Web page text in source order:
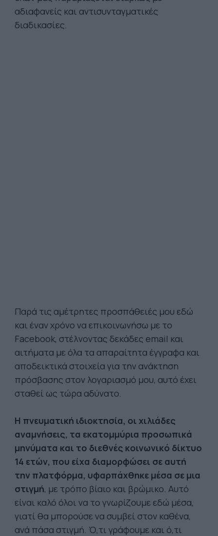
αδιαφανείς και αντισυνταγματικές
διαδικασίες.
Παρά τις αμέτρητες προσπάθειές μου εδώ
και έναν χρόνο να επικοινωνήσω με το
Facebook, στέλνοντας δεκάδες email και
αιτήματα με όλα τα απαραίτητα έγγραφα και
αποδεικτικά στοιχεία για την ανάκτηση
πρόσβασης στον λογαριασμό μου, αυτό έχει
σταθεί ως τώρα αδύνατο.
Η πνευματική ιδιοκτησία, οι χιλιάδες
αναμνήσεις, τα εκατομμύρια προσωπικά
μηνύματα και το διεθνές κοινωνικό δίκτυο
14 ετών, που είχα διαμορφώσει σε αυτή
την πλατφόρμα, υφαρπάχθηκε μέσα σε μια
στιγμή, με τρόπο βίαιο και βρώμικο. Αυτό
είναι καλό όλοι να το γνωρίζουμε εδώ μέσα,
γιατί θα μπορούσε να συμβεί στον καθένα,
ανά πάσα στιγμή. Ό,τι γράφουμε και ό,τι